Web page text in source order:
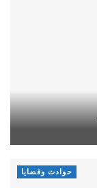
حوادث وقضايا